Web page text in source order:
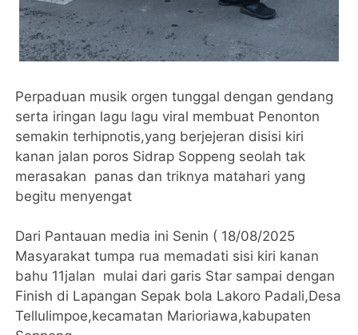
Perpaduan musik orgen tunggal dengan gendang
serta iringan lagu lagu viral membuat Penonton
semakin terhipnotis,yang berjejeran disisi kiri
kanan jalan poros Sidrap Soppeng seolah tak
merasakan panas dan triknya matahari yang
begitu menyengat
Dari Pantauan media ini Senin ( 18/08/2025
Masyarakat tumpa rua memadati sisi kiri kanan
bahu 11jalan mulai dari garis Star sampai dengan
Finish di Lapangan Sepak bola Lakoro Padali,Desa
Tellulimpoe,kecamatan Marioriawa,kabupaten